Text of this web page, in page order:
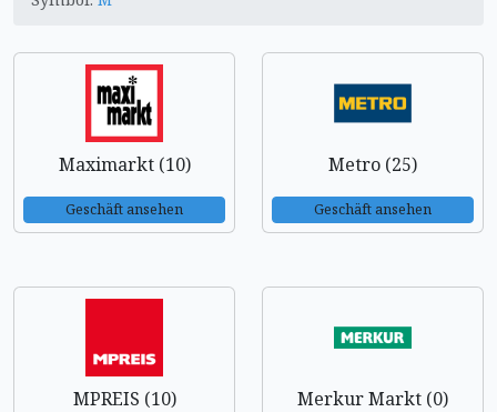
Maximarkt (10)
Geschäft ansehen
Metro (25)
Geschäft ansehen
MPREIS (10) Merkur Markt (0)